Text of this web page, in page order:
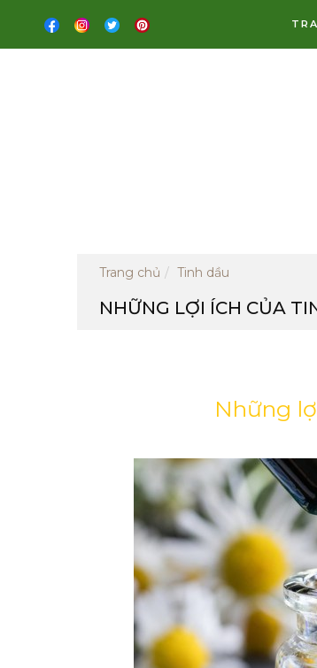
Trang chủ Tinh dầu
NHỮNG LỢI ÍCH CỦA
Những